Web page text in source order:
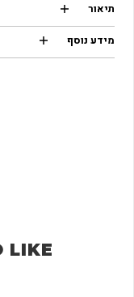
תיאור
מידע נוסף
LIKE